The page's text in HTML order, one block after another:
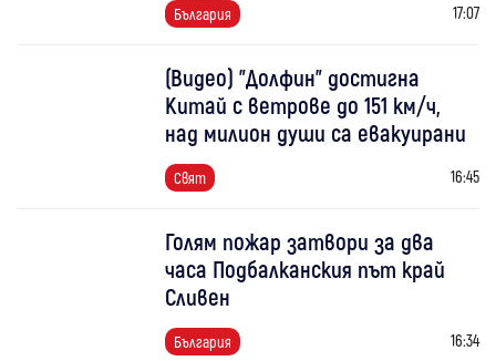
България 17:07
(Видео) "Долфин" достигна
Китай с ветрове до 151 км/ч,
над милион души са евакуирани
Свят 16:45
Голям пожар затвори за два
часа Подбалканския път край
Сливен
България 16:34